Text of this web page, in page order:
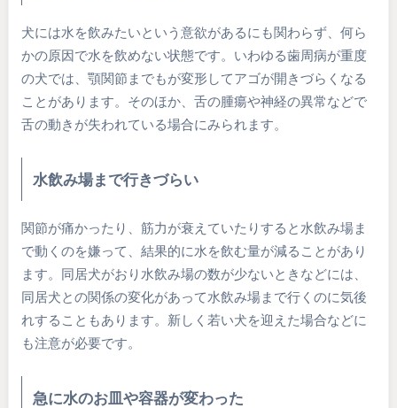
犬には水を飲みたいという意欲があるにも関わらず、何ら
かの原因で水を飲めない状態です。いわゆる歯周病が重度
の犬では、顎関節までもが変形してアゴが開きづらくなる
ことがあります。そのほか、舌の腫瘍や神経の異常などで
舌の動きが失われている場合にみられます。
水飲み場まで行きづらい
関節が痛かったり、筋力が衰えていたりすると水飲み場ま
で動くのを嫌って、結果的に水を飲む量が減ることがあり
ます。同居犬がおり水飲み場の数が少ないときなどには、
同居犬との関係の変化があって水飲み場まで行くのに気後
れすることもあります。新しく若い犬を迎えた場合などに
も注意が必要です。
急に水のお皿や容器が変わった